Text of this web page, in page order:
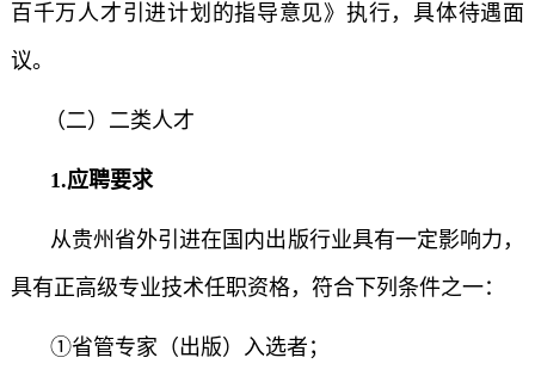
百千万人才引进计划的指导意见》执行，具体待遇面
议。
（二）二类人才
1.应聘要求
从贵州省外引进在国内出版行业具有一定影响力，
具有正高级专业技术任职资格，符合下列条件之一：
①省管专家（出版）入选者；